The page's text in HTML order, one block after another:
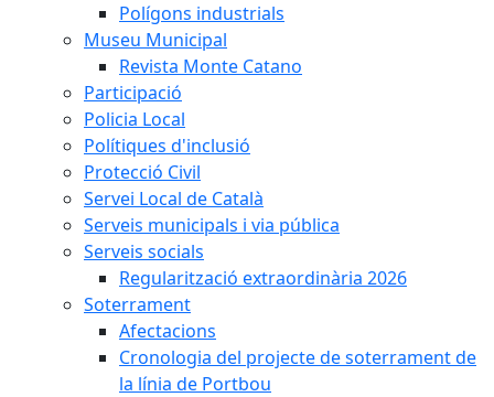
Polígons industrials
Museu Municipal
Revista Monte Catano
Participació
Policia Local
Polítiques d'inclusió
Protecció Civil
Servei Local de Català
Serveis municipals i via pública
Serveis socials
Regularització extraordinària 2026
Soterrament
Afectacions
Cronologia del projecte de soterrament de
la línia de Portbou